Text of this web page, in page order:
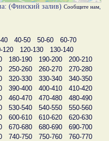
(Финский залив) Сообщите нам
40-50 50-60
60-70
120 120-130
130-140
180-190 190-200
200-210
250-260 260-270
270-280
320-330 330-340
340-350
390-400 400-410
410-420
460-470 470-480
480-490
530-540 540-550
550-560
600-610 610-620
620-630
670-680 680-690
690-700
740-750 750-760
760-770